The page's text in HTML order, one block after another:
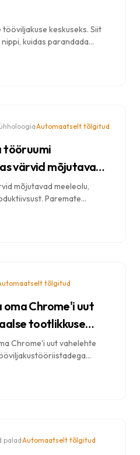
tööviljakuse keskuseks. Siit
kuidas parandada
maksimumi.
·Automaatselt tõlgitud
tööruumi
värvid mõjutavad
mõjutavad meeleolu,
Paremate
töölaual ja digitaalses
tõlgitud
oma Chrome'i uut
tootlikkuse
Chrome'i uut vahelehte
palad·Automaatselt tõlgitud